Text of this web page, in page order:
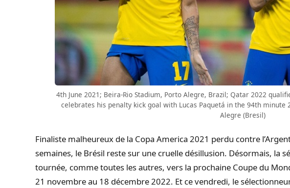
4th June 2021; Beira-Rio Stadium, Porto Alegre, Brazil; Qatar 2022
celebrates his penalty kick goal with Lucas Paquetá in the 94th minute
Alegre (Bresil)
Finaliste malheureux de la Copa America 2021 perdu contre
semaines, le Brésil reste sur une cruelle désillusion. Désormais, la
tournée, comme toutes les autres, vers la prochaine Coupe du
21 novembre au 18 décembre 2022. Et ce vendredi, le